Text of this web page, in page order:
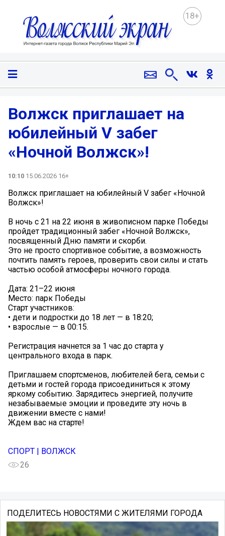
18+
Волжск приглашает на
юбилейный V забег
«Ночной Волжск»!
10:10 15.06.2026 16+
Волжск приглашает на юбилейный V забег «Ночной
Волжск»!
В ночь с 21 на 22 июня в живописном парке Победы
пройдет традиционный забег «Ночной Волжск»,
посвященный Дню памяти и скорби.
Это не просто спортивное событие, а возможность
почтить память героев, проверить свои силы и стать
частью особой атмосферы ночного города.
Дата: 21–22 июня
Место: парк Победы
Старт участников:
• дети и подростки до 18 лет — в 18:20;
• взрослые — в 00:15.
Регистрация начнется за 1 час до старта у
центрального входа в парк.
Приглашаем спортсменов, любителей бега, семьи с
детьми и гостей города присоединиться к этому
яркому событию. Зарядитесь энергией, получите
незабываемые эмоции и проведите эту ночь в
движении вместе с нами!
Ждем вас на старте!
СПОРТ | ВОЛЖСК
26
ПОДЕЛИТЕСЬ НОВОСТЯМИ С ЖИТЕЛЯМИ ГОРОДА